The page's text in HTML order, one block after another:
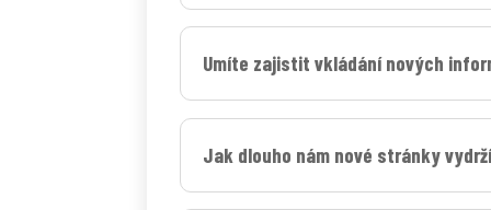
Umíte zajistit vkládání nových
Jak dlouho nám nové stránky